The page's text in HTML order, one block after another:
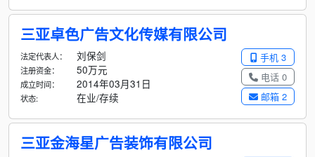
三亚卓色广告文化传媒有限公司
手机 3
电话 0
邮箱 2
法定代表人： 刘保剑
注册资金： 50万元
成立时间： 2014年03月31日
状态: 在业/存续
三亚金海星广告装饰有限公司